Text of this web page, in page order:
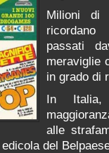
Milioni di
ricordano
passati
meraviglie
in grado di
In Italia,
alle
del